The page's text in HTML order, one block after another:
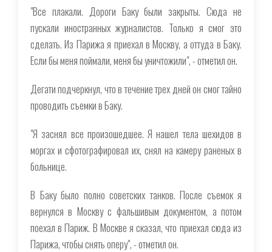
"Все плакали. Дороги Баку были закрыты. Сюда не
пускали иностранных журналистов. Только я смог это
сделать. Из Парижа я приехал в Москву, а оттуда в Баку.
Если бы меня поймали, меня бы уничтожили", - отметил он.
Дегати подчеркнул, что в течение трех дней он смог тайно
проводить съемки в Баку.
"Я заснял все произошедшее. Я нашел тела шехидов в
моргах и сфотографировал их, снял на камеру раненых в
больнице.
В Баку было полно советских танков. После съемок я
вернулся в Москву с фальшивым документом, а потом
поехал в Париж. В Москве я сказал, что приехал сюда из
Парижа, чтобы снять оперу", - отметил он.